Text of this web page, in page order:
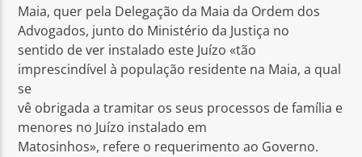
Maia, quer pela Delegação da Maia da Ordem dos
Advogados, junto do Ministério da Justiça no
sentido de ver instalado este Juízo «tão
imprescindível à população residente na Maia, a qual
se
vê obrigada a tramitar os seus processos de família e
menores no Juízo instalado em
Matosinhos», refere o requerimento ao Governo.